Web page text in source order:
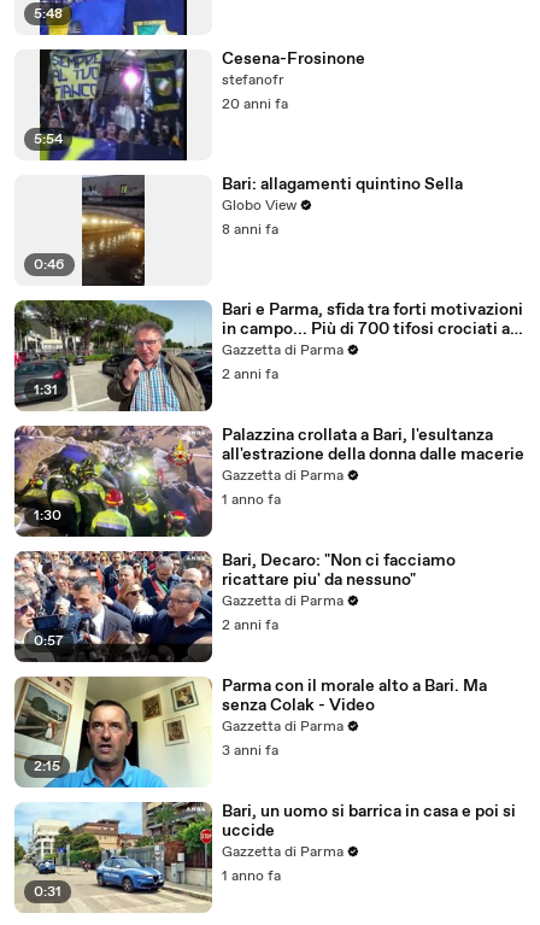
5:48
5:54
Cesena-Frosinone
stefanofr
20 anni fa
0:46
Bari: allagamenti quintino Sella
Globo View
8 anni fa
1:31
Bari e Parma, sfida tra forti motivazioni
in campo... Più di 700 tifosi crociati al
"San Nicola": Sandro Piovani fa il punto
- Video
Gazzetta di Parma
2 anni fa
1:30
Palazzina crollata a Bari, l'esultanza
all'estrazione della donna dalle macerie
Gazzetta di Parma
1 anno fa
0:57
Bari, Decaro: "Non ci facciamo
ricattare piu' da nessuno"
Gazzetta di Parma
2 anni fa
2:15
Parma con il morale alto a Bari. Ma
senza Colak - Video
Gazzetta di Parma
3 anni fa
0:31
Bari, un uomo si barrica in casa e poi si
uccide
Gazzetta di Parma
1 anno fa